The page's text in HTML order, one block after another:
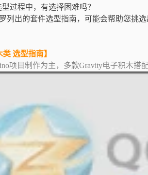
过程中，有选择困难吗？
列出的套件选型指南，可能会帮助您挑选
选型指南】
项目制作为主，多款Gravity电子积木搭